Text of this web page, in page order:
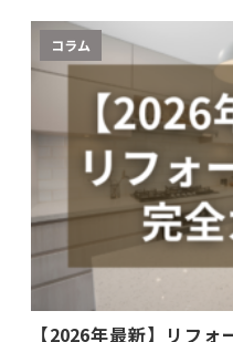
コラム
【2026年最新】リフ